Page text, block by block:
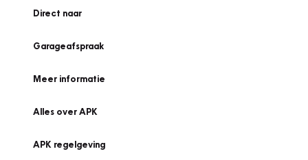
Direct naar
Garageafspraak
Meer informatie
Alles over APK
APK regelgeving